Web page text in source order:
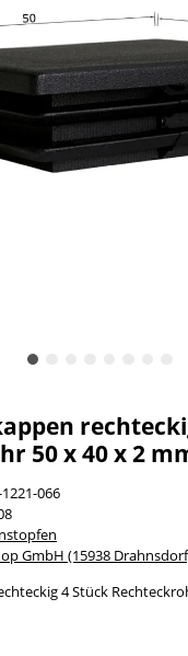
50 x 40 x 2
1221-066
GmbH (15938
4 Stück